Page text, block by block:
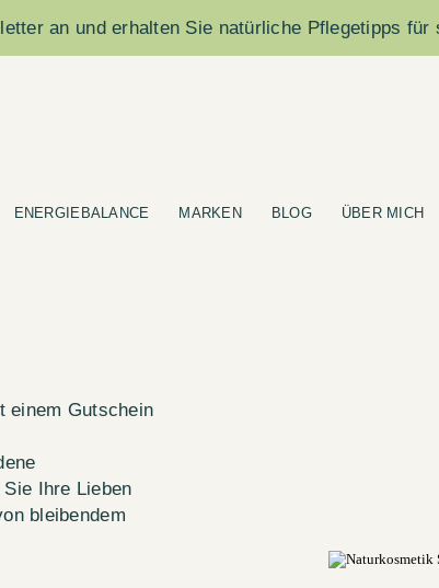
an und erhalten Sie natürliche Pflegetipps für
ENERGIEBALANCE MARKEN BLOG ÜBER MICH
einem Gutschein
Ihre Lieben
bleibendem